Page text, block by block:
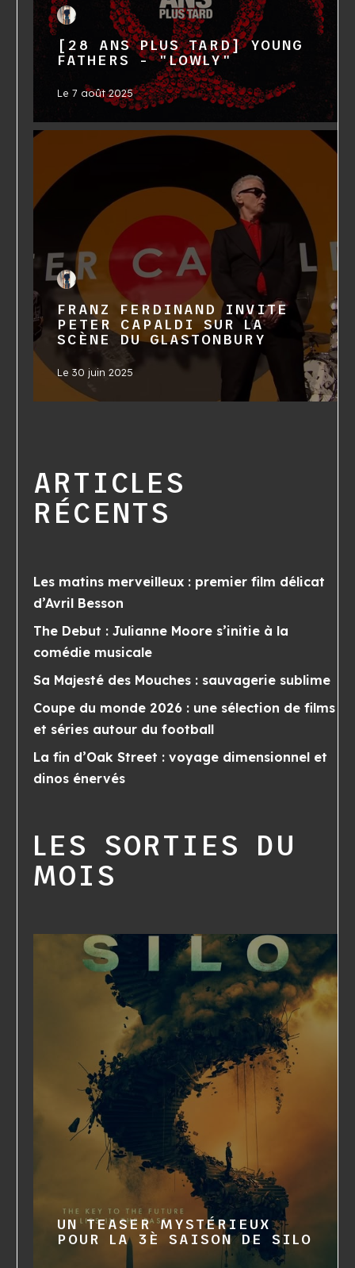
[28 ANS PLUS TARD] YOUNG
FATHERS - "LOWLY"
Le7 août 2025
FRANZ FERDINAND INVITE
PETER CAPALDI SUR LA
SCÈNE DU GLASTONBURY
Le30 juin 2025
ARTICLES
RÉCENTS
Les matins merveilleux : premier film délicat
d’Avril Besson
The Debut : Julianne Moore s’initie à la
comédie musicale
Sa Majesté des Mouches : sauvagerie sublime
Coupe du monde 2026 : une sélection de films
et séries autour du football
La fin d’Oak Street : voyage dimensionnel et
dinos énervés
LES SORTIES DU
MOIS
UN TEASER MYSTÉRIEUX
POUR LA 3È SAISON DE SILO